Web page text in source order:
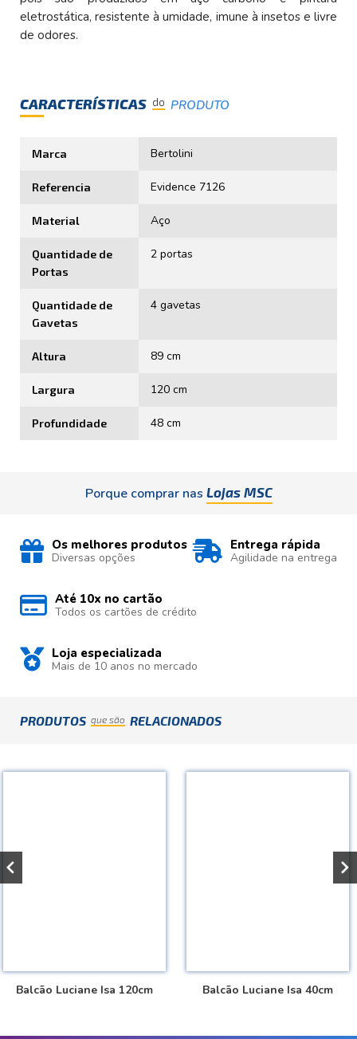
eletrostática, resistente à umidade, imune à insetos e livre
de odores.
CARACTERÍSTICAS do PRODUTO
Marca Bertolini
Referencia Evidence 7126
Material Aço
Quantidade de
Portas
2 portas
Quantidade de
Gavetas
4 gavetas
Altura 89 cm
Largura 120 cm
Profundidade 48 cm
Porque comprar nas Lojas MSC
Os melhores produtos
Diversas opções
Entrega rápida
Agilidade na entrega
Até 10x no cartão
Todos os cartões de crédito
Loja especializada
Mais de 10 anos no mercado
PRODUTOS que são RELACIONADOS
Balcão Luciane Isa 120cm Balcão Luciane Isa 40cm